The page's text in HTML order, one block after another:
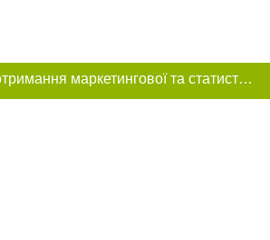
Цей сайт використовує «cookies». Також веб-сайт використовує інтернет-сервіс для збору технічних даних стосовно відвідувачів з метою отримання маркетингової та статистичної інформації. Умови обробки даних відвідувачів сайту див.